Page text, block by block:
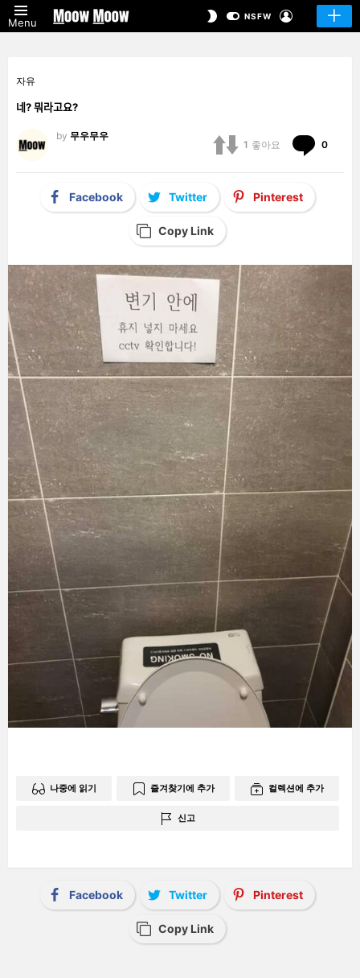
Menu
SWITCHNSFW
자유
네? 뭐라고요?
by 무우무우
1 좋아요 0
Facebook Twitter Pinterest
Copy Link
나중에 읽기 즐겨찾기에 추가 컬렉션에 추가
신고
Facebook Twitter Pinterest
Copy Link